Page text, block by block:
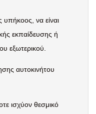
να είναι
εκπαίδευσης ή
εξωτερικού.
αυτοκινήτου
ισχύον θεσμικό